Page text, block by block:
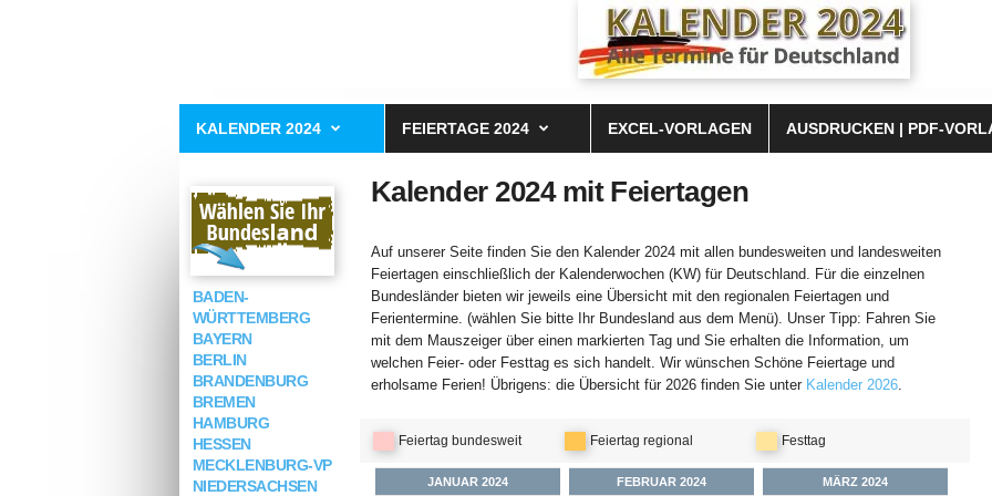
KALENDER 2024 FEIERTAGE 2024 EXCEL-VORLAGEN AUSDRUCKEN | PDF-
BADEN-
WÜRTTEMBERG
BAYERN
BERLIN
BRANDENBURG
BREMEN
HAMBURG
HESSEN
MECKLENBURG-VP
NIEDERSACHSEN
Kalender 2024 mit Feiertagen
Auf unserer Seite finden Sie den Kalender 2024 mit allen bundesweiten und landesweiten
Feiertagen einschließlich der Kalenderwochen (KW) für Deutschland. Für die einzelnen
Bundesländer bieten wir jeweils eine Übersicht mit den regionalen Feiertagen und
Ferientermine. (wählen Sie bitte Ihr Bundesland aus dem Menü). Unser Tipp: Fahren Sie
mit dem Mauszeiger über einen markierten Tag und Sie erhalten die Information, um
welchen Feier- oder Festtag es sich handelt. Wir wünschen Schöne Feiertage und
erholsame Ferien! Übrigens: die Übersicht für 2026 finden Sie unter Kalender 2026.
Feiertag bundesweit Feiertag regional Festtag
JANUAR 2024 FEBRUAR 2024 MÄRZ 2024